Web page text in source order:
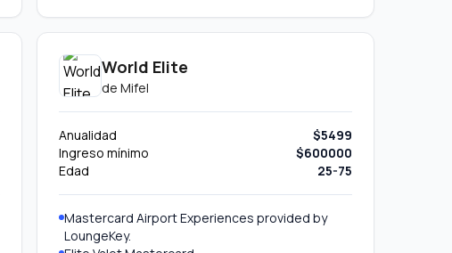
World Elite
de Mifel
Anualidad
$5499
Ingreso mínimo
$600000
Edad
25-75
Mastercard Airport Experiences provided by
LoungeKey.